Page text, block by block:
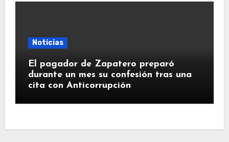
Noticias
El pagador de Zapatero preparó
durante un mes su confesión tras una
cita con Anticorrupción